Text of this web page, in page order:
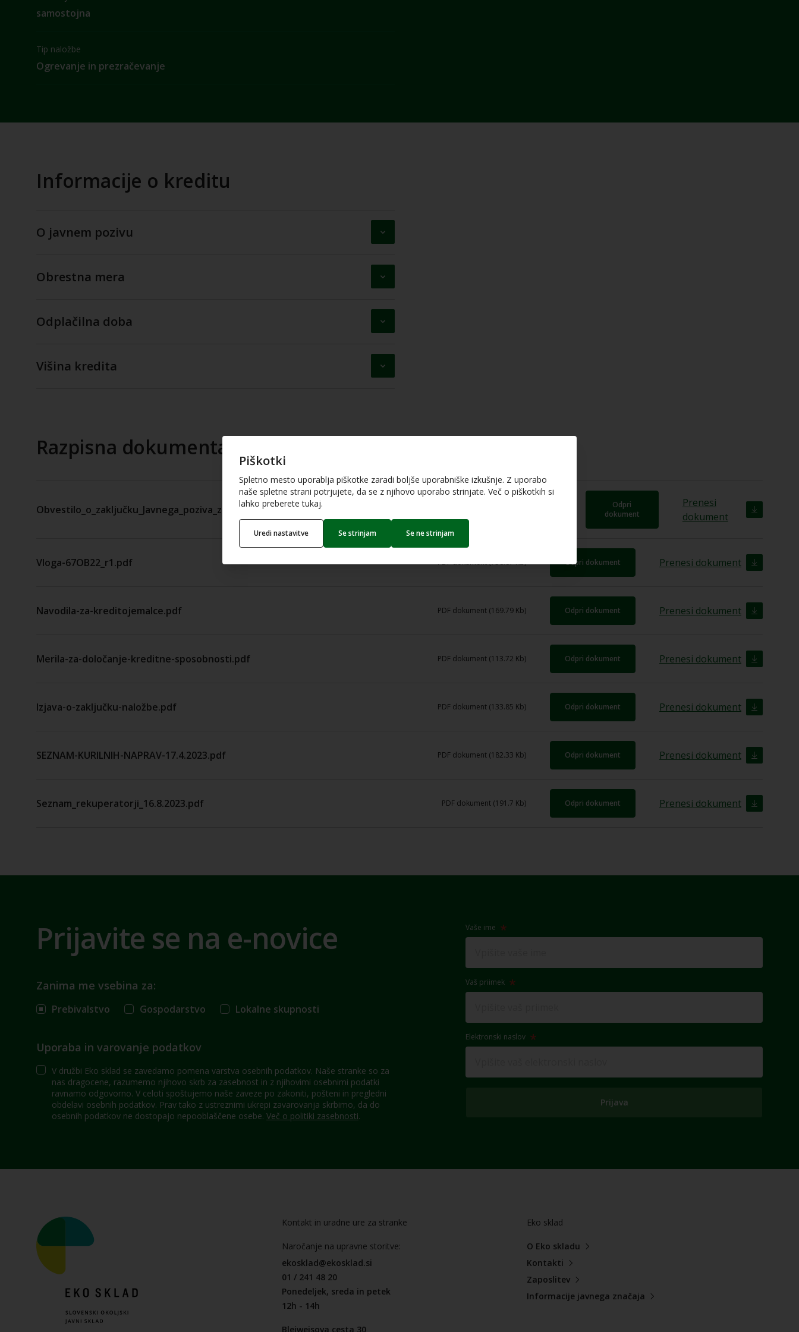
samostojna
Tip naložbe
Ogrevanje in prezračevanje
Informacije o kreditu
O javnem pozivu
Obrestna mera
Odplačilna doba
Višina kredita
Razpisna dokumentacija
Obvestilo_o_zaključku_Javnega_poziva_za_kreditiranje_Okoljskih_naložb_občanov_67OB22.pdf
Odpri
dokument
Prenesi
dokument
Vloga-67OB22_r1.pdf PDF dokument (758.87 Kb) Odpri dokument Prenesi dokument
Navodila-za-kreditojemalce.pdf PDF dokument (169.79 Kb) Odpri dokument Prenesi dokument
Merila-za-določanje-kreditne-sposobnosti.pdf PDF dokument (113.72 Kb) Odpri dokument Prenesi dokument
Izjava-o-zaključku-naložbe.pdf PDF dokument (133.85 Kb) Odpri dokument Prenesi dokument
SEZNAM-KURILNIH-NAPRAV-17.4.2023.pdf PDF dokument (182.33 Kb) Odpri dokument Prenesi dokument
Seznam_rekuperatorji_16.8.2023.pdf PDF dokument (191.7 Kb) Odpri dokument Prenesi dokument
Prijavite se na e-novice
Zanima me vsebina za:
Prebivalstvo Gospodarstvo Lokalne skupnosti
Uporaba in varovanje podatkov
V družbi Eko sklad se zavedamo pomena varstva osebnih podatkov. Naše stranke so za
nas dragocene, razumemo njihovo skrb za zasebnost in z njihovimi osebnimi podatki
ravnamo odgovorno. V celoti spoštujemo naše zaveze po zakoniti, pošteni in pregledni
obdelavi osebnih podatkov. Prav tako z ustreznimi ukrepi zavarovanja skrbimo, da do
osebnih podatkov ne dostopajo nepooblaščene osebe. Več o politiki zasebnosti.
Vaše ime
Vaš priimek
Elektronski naslov
Prijava
Kontakt in uradne ure za stranke
Naročanje na upravne storitve:
ekosklad@ekosklad.si
01 / 241 48 20
Ponedeljek, sreda in petek
12h - 14h
Bleiweisova cesta 30
Eko sklad
O Eko skladu
Kontakti
Zaposlitev
Informacije javnega značaja
Piškotki
Spletno mesto uporablja piškotke zaradi boljše uporabniške izkušnje. Z uporabo
naše spletne strani potrjujete, da se z njihovo uporabo strinjate. Več o piškotkih si
lahko preberete tukaj.
Uredi nastavitve Se strinjam Se ne strinjam